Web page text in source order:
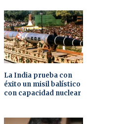
La India prueba con
éxito un misil balístico
con capacidad nuclear